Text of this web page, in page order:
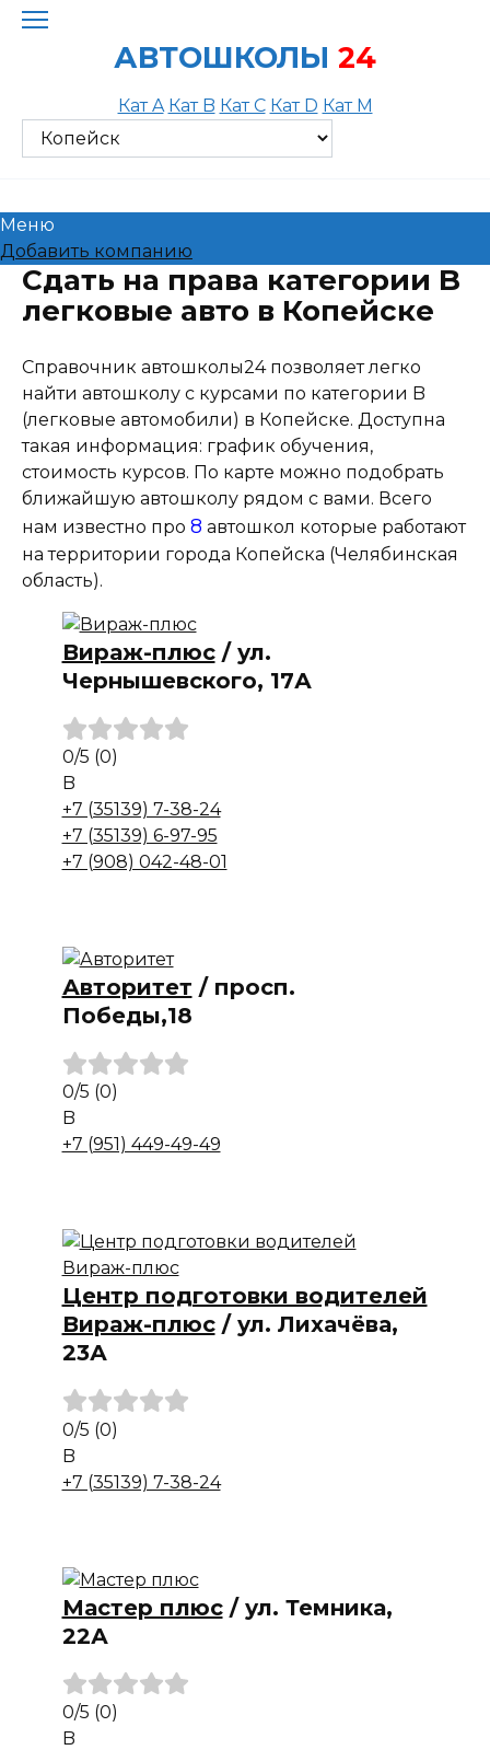
Skip
АВТОШКОЛЫ 24
Кат A Кат B Кат C Кат D Кат M
Меню
Добавить компанию
Сдать на права категории B
легковые авто в Копейске
Справочник автошколы24 позволяет легко
найти автошколу с курсами по категории B
(легковые автомобили) в Копейске. Доступна
такая информация: график обучения,
стоимость курсов. По карте можно подобрать
ближайшую автошколу рядом с вами. Всего
нам известно про 8 автошкол которые работают
на территории города Копейска (Челябинская
область).
Вираж-плюс/ ул.
Чернышевского, 17А
0/5 (0)
B
+7 (35139) 7-38-24
+7 (35139) 6-97-95
+7 (908) 042-48-01
Авторитет / просп.
Победы,18
0/5 (0)
B
+7 (951) 449-49-49
Центр подготовки водителей
Вираж-плюс/ ул. Лихачёва,
23А
0/5 (0)
B
+7 (35139) 7-38-24
Мастер плюс/ ул. Темника,
22А
0/5 (0)
B